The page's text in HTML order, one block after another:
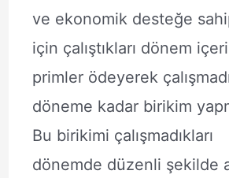
ve ekonomik desteğe
için çalıştıkları dönem
primler ödeyerek
döneme kadar birikim
Bu birikimi çalışmadıkları
dönemde düzenli şekilde